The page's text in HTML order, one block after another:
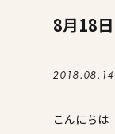
販売物件
イベント情報
展示場・モデ
8月18
2018.08.14
こんにちは